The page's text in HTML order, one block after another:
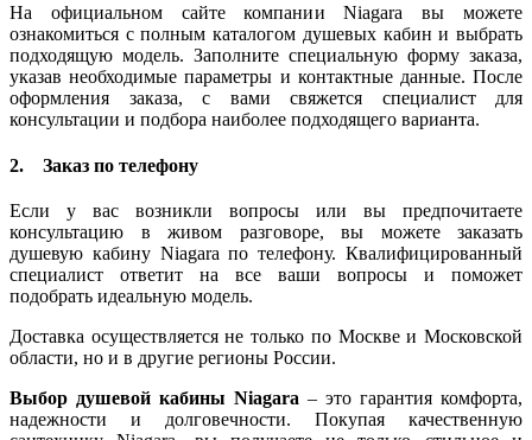
На официальном сайте компании Niagara вы можете
ознакомиться с полным каталогом душевых кабин и выбрать
подходящую модель. Заполните специальную форму заказа,
указав необходимые параметры и контактные данные. После
оформления заказа, с вами свяжется специалист для
консультации и подбора наиболее подходящего варианта.
2. Заказ по телефону
Если у вас возникли вопросы или вы предпочитаете
консультацию в живом разговоре, вы можете заказать
душевую кабину Niagara по телефону. Квалифицированный
специалист ответит на все ваши вопросы и поможет
подобрать идеальную модель.
Доставка осуществляется не только по Москве и Московской
области, но и в другие регионы России.
Выбор душевой кабины Niagara – это гарантия комфорта,
надежности и долговечности. Покупая качественную